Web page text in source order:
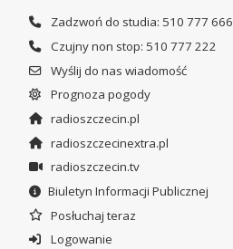
Zadzwoń do studia: 510 777 666
Czujny non stop: 510 777 222
Wyślij do nas wiadomość
Prognoza pogody
radioszczecin.pl
radioszczecinextra.pl
radioszczecin.tv
Biuletyn Informacji Publicznej
Posłuchaj teraz
Logowanie